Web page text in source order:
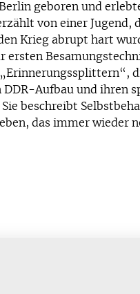
geboren und
von einer Jugend,
Krieg abrupt hart
ersten
Aufbau und ihren
beschreibt
das immer wieder